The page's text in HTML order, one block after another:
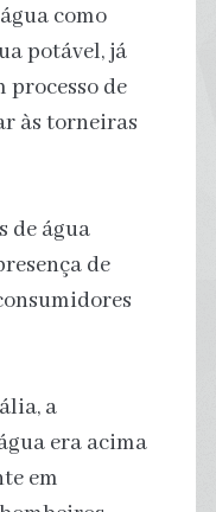
como
potável, já
processo de
às torneiras
de água
de
a
era acima
em